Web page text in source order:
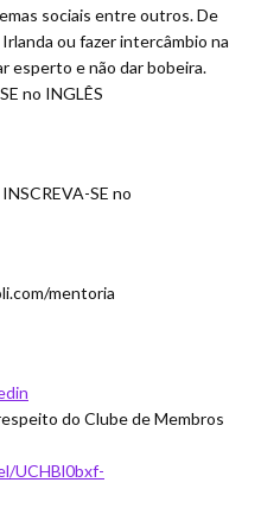
sociais entre outros. De
ou fazer intercâmbio na
esperto e não dar bobeira.
no INGLÊS
SE no
mentoria
do Clube de Membros
UCHBl0bxf-